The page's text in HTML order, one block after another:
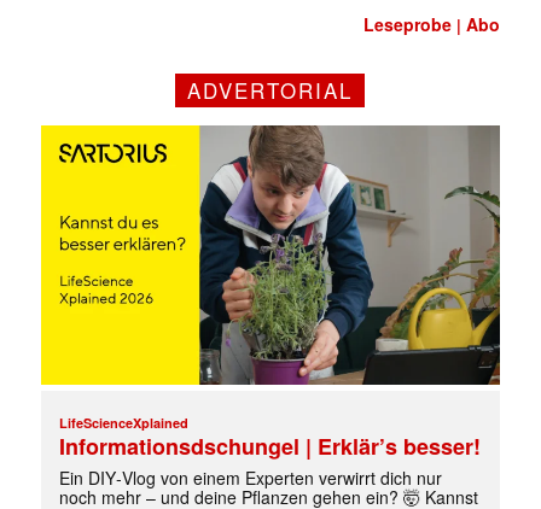
Leseprobe |Abo
ADVERTORIAL
LifeScienceXplained
Informationsdschungel | Erklär’s besser!
Ein DIY‑Vlog von einem Experten verwirrt dich nur
noch mehr – und deine Pflanzen gehen ein? 🤯 Kannst